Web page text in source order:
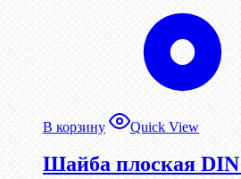
В корзину Quick View
Шайба плоская